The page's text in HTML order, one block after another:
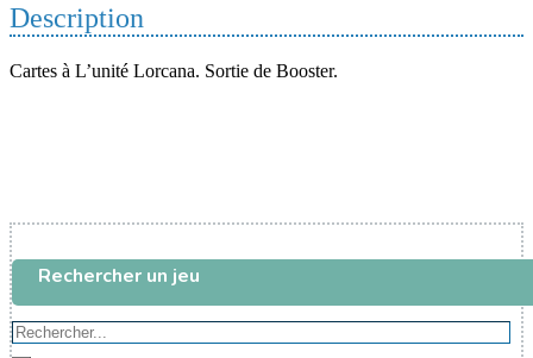
Tamago
-
Pile
survoltée
Description
Cartes à L’unité Lorcana. Sortie de Booster.
Rechercher un jeu
Rechercher...